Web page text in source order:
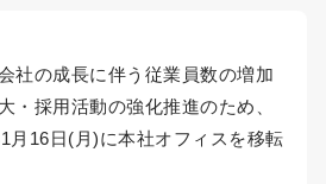
社の成長に伴う従業員数の増加
・採用活動の強化推進のため、
月16日(月)に本社オフィスを移転